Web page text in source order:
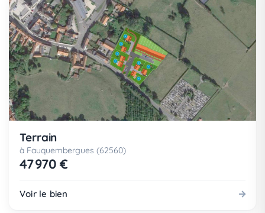
Terrain
à Fauquembergues (62560)
47 970 €
Voir le bien